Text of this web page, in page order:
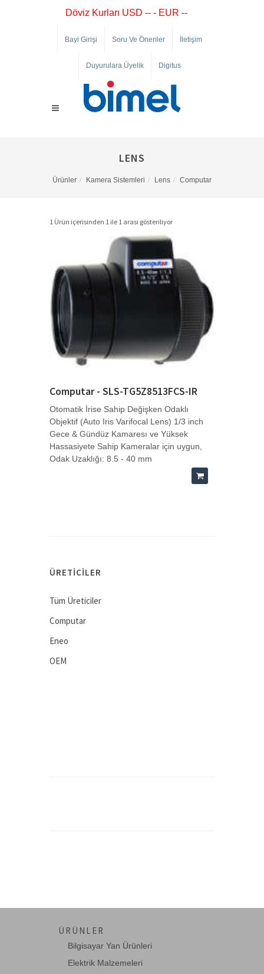
Döviz Kurları USD -- - EUR --
Bayi Girişi Soru Ve Öneriler İletişim
Duyurulara Üyelik Digitus
LENS
Ürünler Kamera Sistemleri Lens Computar
1 Ürün içerisinden 1 ile 1 arası gösteriliyor
Computar - SLS-TG5Z8513FCS-IR
Otomatik İrise Sahip Değişken Odaklı
Objektif (Auto Iris Varifocal Lens) 1/3 inch
Gece & Gündüz Kamaresı ve Yüksek
Hassasiyete Sahip Kameralar için uygun,
Odak Uzaklığı: 8.5 - 40 mm
ÜRETICILER
Tüm Üreticiler
Computar
Eneo
OEM
ÜRÜNLER
Bilgisayar Yan Ürünleri
Elektrik Malzemeleri